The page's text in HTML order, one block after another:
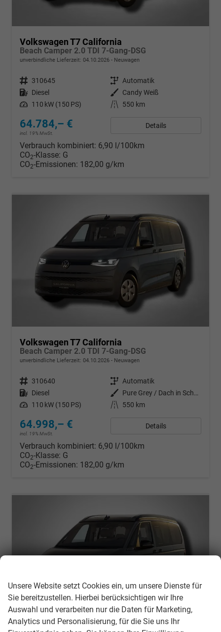
Volkswagen T7 California
Beach Camper 2.0 TDI 7-Gang-DSG
unverbindliche Lieferzeit: 04.10.2026 Neuwagen
Fahrzeugnr. 310645 Getriebe Automatik
Kraftstoff Diesel Außenfarbe
Candy Weiß
Leistung 110 kW (150 PS) Kilometerstand 550 km
64.784,– €
incl. 19% MwSt.
Details
Verbrauch kombiniert: 6,90 l/100km
CO2-Klasse: G
CO2-Emissionen: 182,00 g/km
Volkswagen T7 California
Beach Camper 2.0 TDI 7-Gang-DSG
unverbindliche Lieferzeit: 04.10.2026 Neuwagen
Fahrzeugnr. 310640 Getriebe Automatik
Kraftstoff Diesel Außenfarbe
Pure Grey / Dach in Schwarz
Leistung 110 kW (150 PS) Kilometerstand 550 km
64.998,– €
incl. 19% MwSt.
Details
Verbrauch kombiniert: 6,90 l/100km
CO2-Klasse: G
CO2-Emissionen: 182,00 g/km
Unsere Website setzt Cookies ein, um unsere Dienste für
Sie bereitzustellen. Hierbei berücksichtigen wir Ihre
Auswahl und verarbeiten nur die Daten für Marketing,
Analytics und Personalisierung, für die Sie uns Ihr